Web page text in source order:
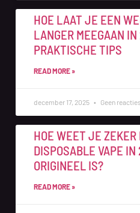
HOE LAAT JE EEN
LANGER MEEGAAN
PRAKTISCHE TIPS
READ MORE »
december 17, 2025 Geen reacties
HOE WEET JE
DISPOSABLE VAPE
ORIGINEEL IS?
READ MORE »